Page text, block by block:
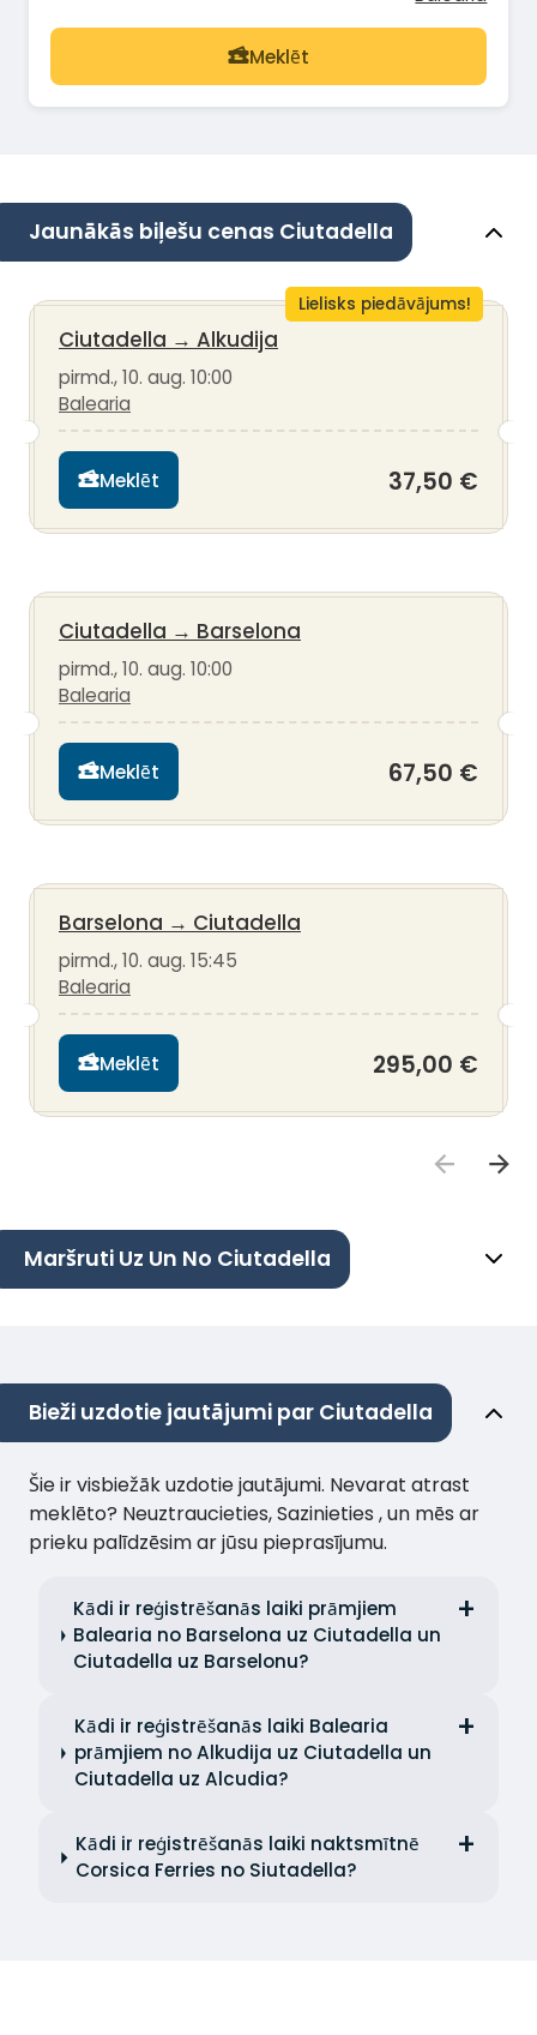
Meklēt
Jaunākās biļešu cenas Ciutadella
Lielisks piedāvājums!
Ciutadella → Alkudija
pirmd., 10. aug. 10:00
Balearia
Meklēt 37,50 €
Ciutadella → Barselona
pirmd., 10. aug. 10:00
Balearia
Meklēt 67,50 €
Barselona → Ciutadella
pirmd., 10. aug. 15:45
Balearia
Meklēt 295,00 €
Maršruti Uz Un No Ciutadella
Bieži uzdotie jautājumi par Ciutadella
Šie ir visbiežāk uzdotie jautājumi. Nevarat atrast
meklēto? Neuztraucieties, Sazinieties , un mēs ar
prieku palīdzēsim ar jūsu pieprasījumu.
Kādi ir reģistrēšanās laiki prāmjiem
Balearia no Barselona uz Ciutadella un
Ciutadella uz Barselonu?
Kādi ir reģistrēšanās laiki Balearia
prāmjiem no Alkudija uz Ciutadella un
Ciutadella uz Alcudia?
Kādi ir reģistrēšanās laiki naktsmītnē
Corsica Ferries no Siutadella?